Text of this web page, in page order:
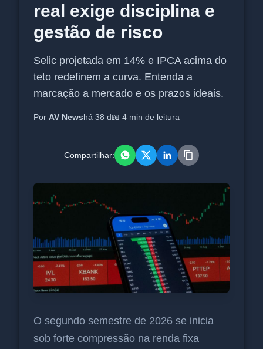
real exige disciplina e
gestão de risco
Selic projetada em 14% e IPCA acima do
teto redefinem a curva. Entenda a
marcação a mercado e os prazos ideais.
Por AV Newshá 38 d📖 4 min de leitura
Compartilhar:
O segundo semestre de 2026 se inicia
sob forte compressão na renda fixa